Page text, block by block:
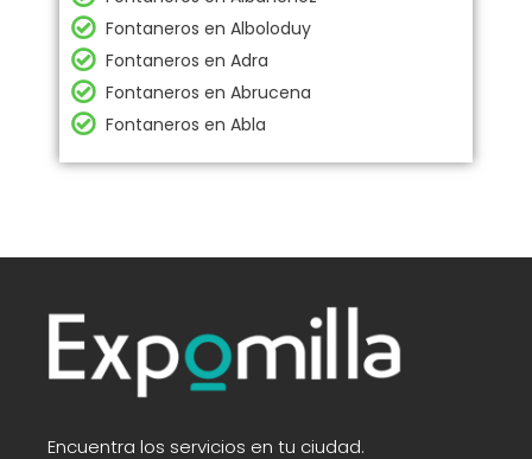
Fontaneros en Alboloduy
Fontaneros en Adra
Fontaneros en Abrucena
Fontaneros en Abla
Encuentra los servicios en tu ciudad.